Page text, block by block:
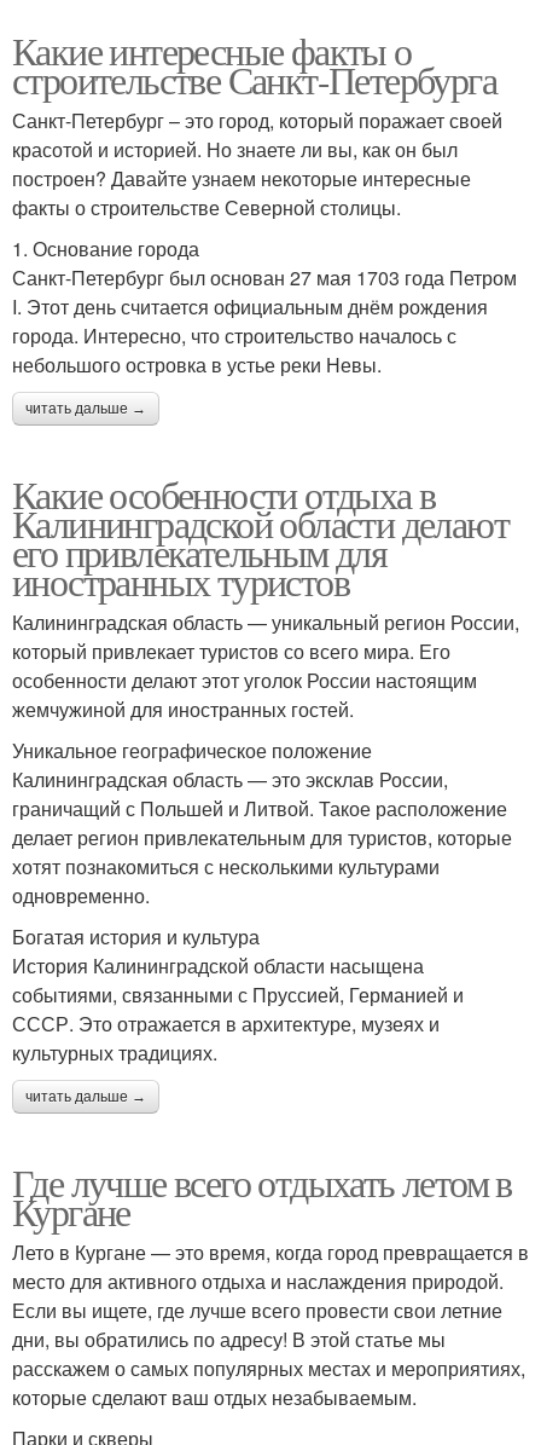
Какие интересные факты о
строительстве Санкт-Петербурга
Санкт-Петербург – это город, который поражает своей
красотой и историей. Но знаете ли вы, как он был
построен? Давайте узнаем некоторые интересные
факты о строительстве Северной столицы.
1. Основание города
Санкт-Петербург был основан 27 мая 1703 года Петром
I. Этот день считается официальным днём рождения
города. Интересно, что строительство началось с
небольшого островка в устье реки Невы.
читать дальше →
Какие особенности отдыха в
Калининградской области делают
его привлекательным для
иностранных туристов
Калининградская область — уникальный регион России,
который привлекает туристов со всего мира. Его
особенности делают этот уголок России настоящим
жемчужиной для иностранных гостей.
Уникальное географическое положение
Калининградская область — это эксклав России,
граничащий с Польшей и Литвой. Такое расположение
делает регион привлекательным для туристов, которые
хотят познакомиться с несколькими культурами
одновременно.
Богатая история и культура
История Калининградской области насыщена
событиями, связанными с Пруссией, Германией и
СССР. Это отражается в архитектуре, музеях и
культурных традициях.
читать дальше →
Где лучше всего отдыхать летом в
Кургане
Лето в Кургане — это время, когда город превращается в
место для активного отдыха и наслаждения природой.
Если вы ищете, где лучше всего провести свои летние
дни, вы обратились по адресу! В этой статье мы
расскажем о самых популярных местах и мероприятиях,
которые сделают ваш отдых незабываемым.
Парки и скверы